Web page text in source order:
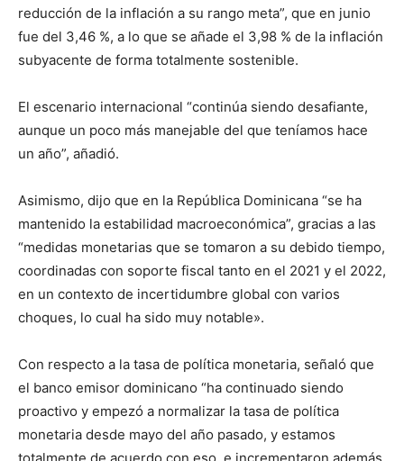
reducción de la inflación a su rango meta”, que en junio
fue del 3,46 %, a lo que se añade el 3,98 % de la inflación
subyacente de forma totalmente sostenible.
El escenario internacional “continúa siendo desafiante,
aunque un poco más manejable del que teníamos hace
un año”, añadió.
Asimismo, dijo que en la República Dominicana “se ha
mantenido la estabilidad macroeconómica”, gracias a las
“medidas monetarias que se tomaron a su debido tiempo,
coordinadas con soporte fiscal tanto en el 2021 y el 2022,
en un contexto de incertidumbre global con varios
choques, lo cual ha sido muy notable».
Con respecto a la tasa de política monetaria, señaló que
el banco emisor dominicano “ha continuado siendo
proactivo y empezó a normalizar la tasa de política
monetaria desde mayo del año pasado, y estamos